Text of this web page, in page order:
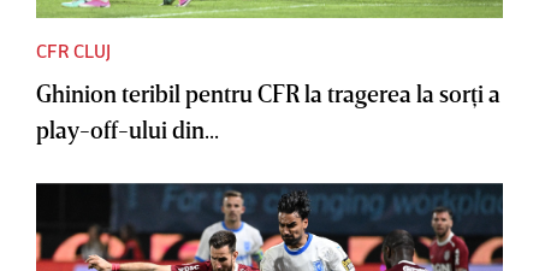
CFR CLUJ
Ghinion teribil pentru CFR la tragerea la sorţi a
play-off-ului din...